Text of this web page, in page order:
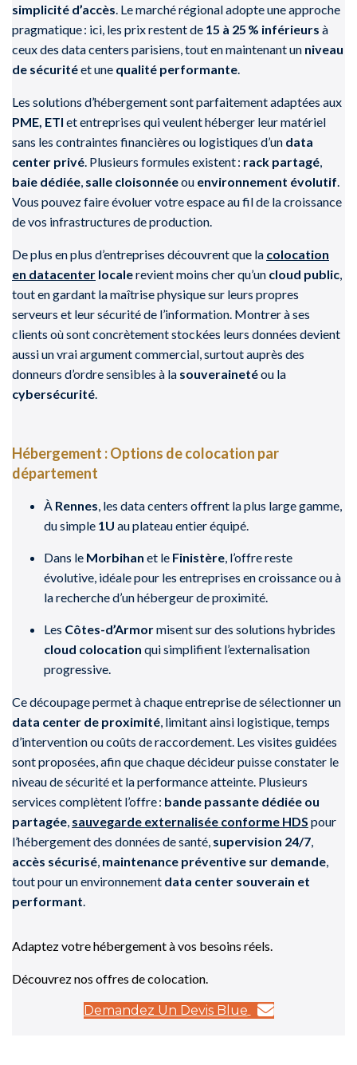
simplicité d’accès . Le marché régional adopte une approche
pragmatique : ici, les prix restent de 15 à 25 % inférieurs à
ceux des data centers parisiens, tout en maintenant un niveau
de sécuritéet une qualité performante
Les solutions d’hébergement sont parfaitement adaptées aux
PME, ETI et entreprises qui veulent héberger leur matériel
sans les contraintes financières ou logistiques d’un data
center privé . Plusieurs formules existent : rack partagé
baie dédiée salle cloisonnéeou environnement évolutif
Vous pouvez faire évoluer votre espace au fil de la croissance
de vos infrastructures de production.
De plus en plus d’entreprises découvrent que la colocation
en datacenter localerevient moins cher qu’un cloud public
tout en gardant la maîtrise physique sur leurs propres
serveurs et leur sécurité de l’information. Montrer à ses
clients où sont concrètement stockées leurs données devient
aussi un vrai argument commercial, surtout auprès des
donneurs d’ordre sensibles à la souverainetéou la
cybersécurité
Hébergement : Options de colocation par
département
À Rennes , les data centers offrent la plus large gamme,
du simple 1U au plateau entier équipé.
Dans le Morbihan et le Finistère , l’offre reste
évolutive, idéale pour les entreprises en croissance ou à
la recherche d’un hébergeur de proximité.
Les Côtes-d’Armormisent sur des solutions hybrides
cloud colocation qui simplifient l’externalisation
progressive.
Ce découpage permet à chaque entreprise de sélectionner un
data center de proximité , limitant ainsi logistique, temps
d’intervention ou coûts de raccordement. Les visites guidées
sont proposées, afin que chaque décideur puisse constater le
niveau de sécurité et la performance atteinte. Plusieurs
services complètent l’offre : bande passante dédiée ou
partagée sauvegarde externalisée conforme HDS pour
l’hébergement des données de santé, supervision 24/7
accès sécurisé maintenance préventive sur demande
tout pour un environnement data center souverain et
performant
Adaptez votre hébergement à vos besoins réels.
Découvrez nos offres de colocation.
Demandez Un Devis Blue